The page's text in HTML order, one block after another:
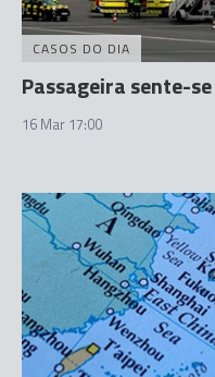
CASOS DO DIA
Passageira sente-
16 Mar 17:00